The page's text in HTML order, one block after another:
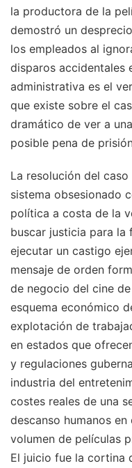
la productora de la
demostró un
los empleados al
disparos accidentales
administrativa es el
que existe sobre el
dramático de ver a
posible pena de
La resolución del
sistema obsesionado
política a costa de la
buscar justicia para la
ejecutar un castigo
mensaje de orden
de negocio del cine
esquema económico
explotación de
en estados que
y regulaciones
industria del
costes reales de una
descanso humanos
volumen de películas
El juicio fue la cortina